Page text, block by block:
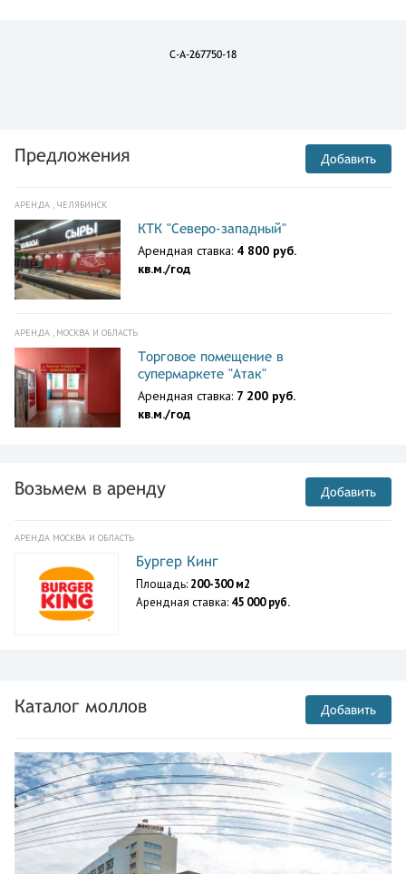
C-A-267750-18
Предложения Добавить
АРЕНДА , ЧЕЛЯБИНСК
КТК "Северо-западный"
Арендная ставка: 4 800 руб.
кв.м./год
АРЕНДА , МОСКВА И ОБЛАСТЬ
Торговое помещение в
супермаркете "Атак"
Арендная ставка: 7 200 руб.
кв.м./год
Возьмем в аренду Добавить
АРЕНДА МОСКВА И ОБЛАСТЬ
Бургер Кинг
Площадь: 200-300 м2
Арендная ставка: 45 000 руб.
Каталог моллов Добавить